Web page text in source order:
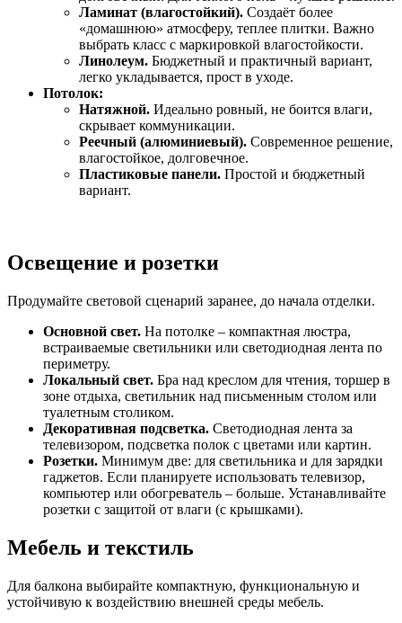
Ламинат (влагостойкий). Создаёт более
«домашнюю» атмосферу, теплее плитки. Важно
выбрать класс с маркировкой влагостойкости.
Линолеум. Бюджетный и практичный вариант,
легко укладывается, прост в уходе.
Потолок:
Натяжной. Идеально ровный, не боится влаги,
скрывает коммуникации.
Реечный (алюминиевый). Современное решение,
влагостойкое, долговечное.
Пластиковые панели. Простой и бюджетный
вариант.
Освещение и розетки
Продумайте световой сценарий заранее, до начала отделки.
Основной свет. На потолке – компактная люстра,
встраиваемые светильники или светодиодная лента по
периметру.
Локальный свет. Бра над креслом для чтения, торшер в
зоне отдыха, светильник над письменным столом или
туалетным столиком.
Декоративная подсветка. Светодиодная лента за
телевизором, подсветка полок с цветами или картин.
Розетки. Минимум две: для светильника и для зарядки
гаджетов. Если планируете использовать телевизор,
компьютер или обогреватель – больше. Устанавливайте
розетки с защитой от влаги (с крышками).
Мебель и текстиль
Для балкона выбирайте компактную, функциональную и
устойчивую к воздействию внешней среды мебель.